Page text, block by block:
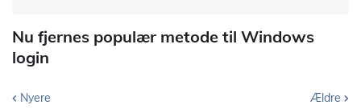
Nu fjernes populær metode til Windows
login
Nyere Ældre